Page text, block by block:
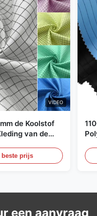
VIDEO
de Koolstof
van de
prijs
een aanvraag